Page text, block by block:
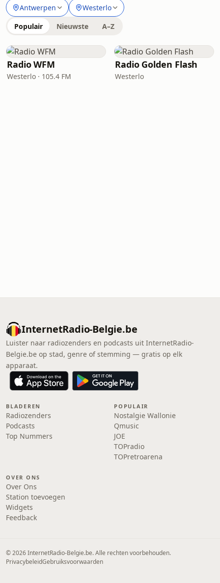
Antwerpen Westerlo
Populair Nieuwste A–Z
Radio WFM
Westerlo · 105.4 FM
Radio Golden Flash
Westerlo
InternetRadio-Belgie.be
Luister naar radiozenders en podcasts uit InternetRadio-
Belgie.be op stad, genre of stemming — gratis op elk
apparaat.
BLADEREN
Radiozenders
Podcasts
Top Nummers
POPULAIR
Nostalgie Wallonie
Qmusic
JOE
TOPradio
TOPretroarena
OVER ONS
Over Ons
Station toevoegen
Widgets
Feedback
© 2026 InternetRadio-Belgie.be. Alle rechten voorbehouden.
PrivacybeleidGebruiksvoorwaarden